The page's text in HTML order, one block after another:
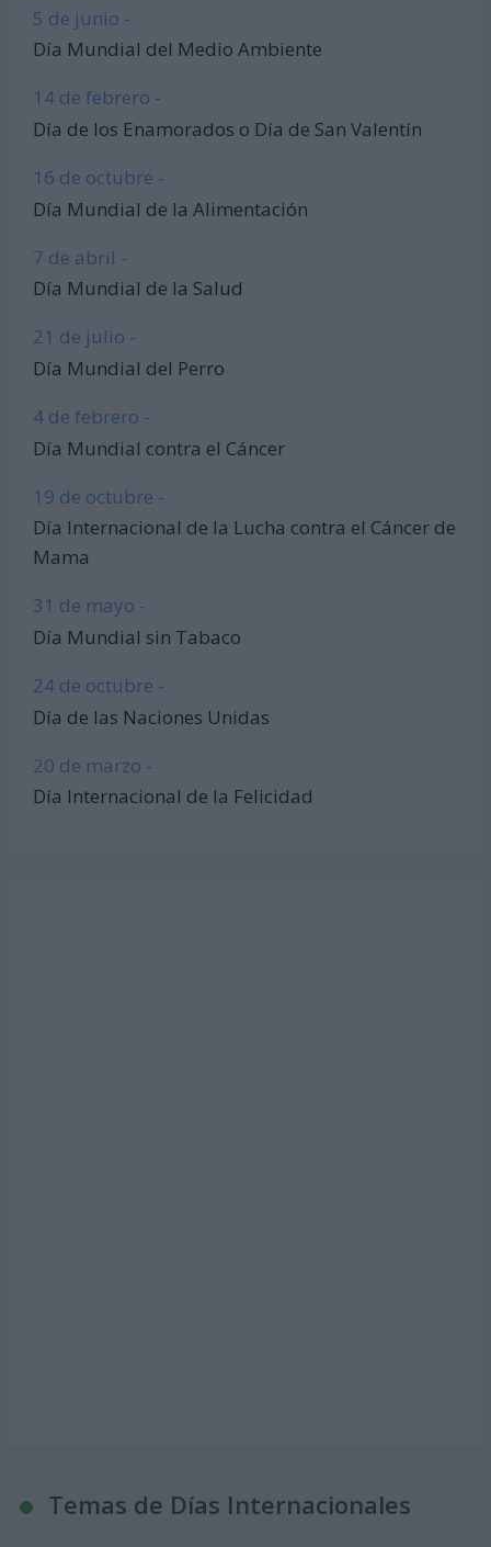
5 de junio -
Día Mundial del Medio Ambiente
14 de febrero -
Día de los Enamorados o Día de San Valentín
16 de octubre -
Día Mundial de la Alimentación
7 de abril -
Día Mundial de la Salud
21 de julio -
Día Mundial del Perro
4 de febrero -
Día Mundial contra el Cáncer
19 de octubre -
Día Internacional de la Lucha contra el Cáncer de
Mama
31 de mayo -
Día Mundial sin Tabaco
24 de octubre -
Día de las Naciones Unidas
20 de marzo -
Día Internacional de la Felicidad
Temas de Días Internacionales